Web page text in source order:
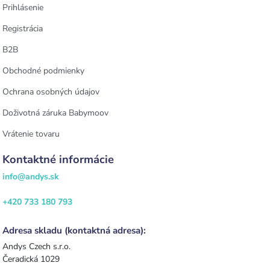
Prihlásenie
Registrácia
B2B
Obchodné podmienky
Ochrana osobných údajov
Doživotná záruka Babymoov
Vrátenie tovaru
Kontaktné informácie
info@andys.sk
+420 733 180 793
Adresa skladu (kontaktná adresa):
Andys Czech s.r.o.
Čeradická 1029